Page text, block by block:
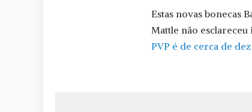
Estas novas bonecas
Mattle não
PVP é de cerca de